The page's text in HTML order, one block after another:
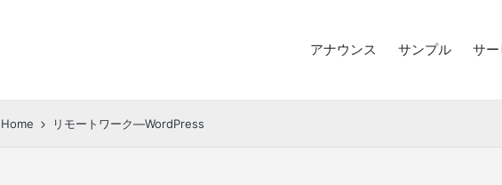
アナウンス サンプル サー
Home リモートワーク―WordPress